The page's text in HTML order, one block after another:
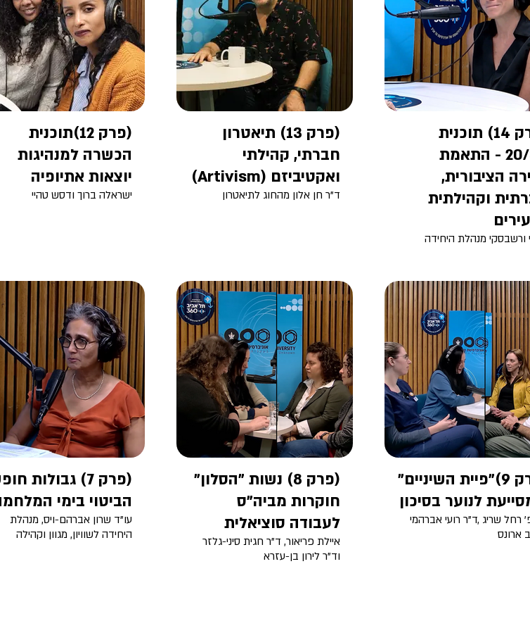
(פרק 14) תוכנית
20/30 - התאמת
הציבורית,
וקהילתית
ורשבסקי מנהלת היחידה
(פרק 13) תיאטרון
חברתי, קהילתי
ואקטיביזם (Artivism)
ד"ר חן אלון מהחוג לתיאטרון
(פרק 12)תוכנית
הכשרה למנהיגות
יוצאות אתיופיה
ישראלה ברוך ודסש טהיי
(פרק 9)"פיית השיניים"
לנוער בסיכון
רחל שריג ,ד"ר רועי אברהמי
ארונס
(פרק 8) נשות "הסלון"
חוקרות מביה"ס
לעבודה סוציאלית
איילת פריאור, ד"ר חגית סיני-גלזר
וד"ר לירון בן-עזרא
(פרק 7) גבולות
הביטוי בימי
עו"ד שרון אברהם-ויס, מנהלת
היחידה לשוויון, מגוון וקהילה